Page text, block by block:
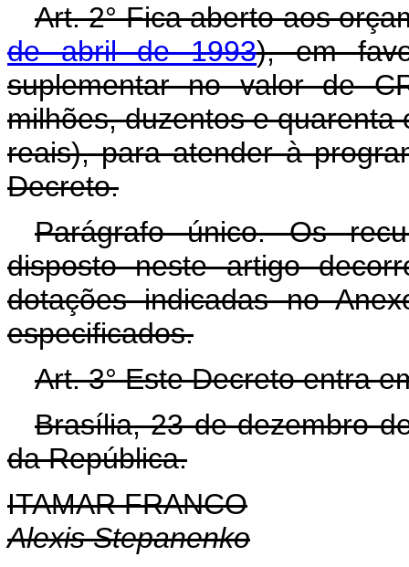
Art. 2° Fica aberto aos
de abril de 1993), em
suplementar no valor de
milhões, duzentos e
reais), para atender à
Decreto.
Parágrafo único. Os
disposto neste artigo
dotações indicadas no
especificados.
Art. 3° Este Decreto entra
Brasília, 23 de dezembro
da República.
ITAMAR FRANCO
Alexis Stepanenko